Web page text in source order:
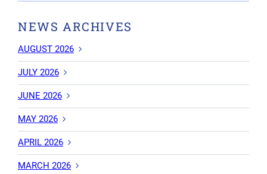
NEWS ARCHIVES
AUGUST 2026
JULY 2026
JUNE 2026
MAY 2026
APRIL 2026
MARCH 2026